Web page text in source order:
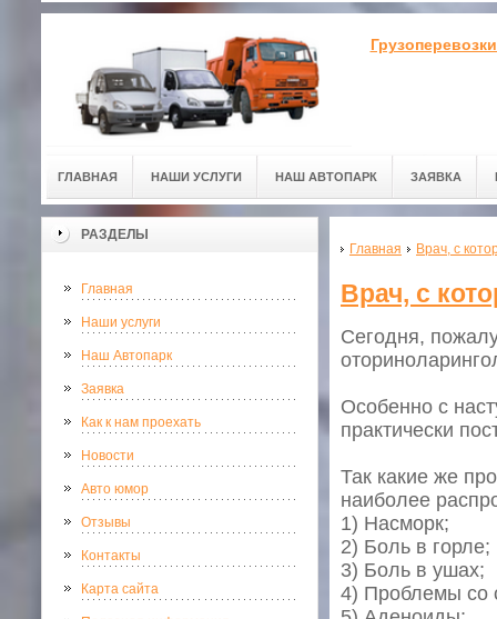
ГЛАВНАЯ НАШИ УСЛУГИ НАШ АВТОПАРК ЗАЯВКА
РАЗДЕЛЫ
Главная
Наши услуги
Наш Автопарк
Заявка
Как к нам проехать
Новости
Авто юмор
Отзывы
Контакты
Карта сайта
Главная Врач, с
Врач, с
Сегодня,
Особенно с
практически
Так какие же
наиболее
1) Насморк;
2) Боль в горле;
3) Боль в ушах;
4) Проблемы со